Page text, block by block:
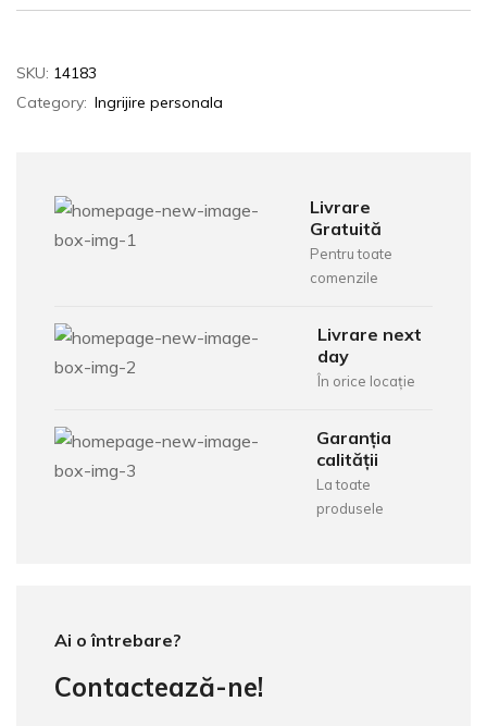
SKU: 14183
Category: Ingrijire personala
Livrare
Gratuită
Pentru toate
comenzile
Livrare next
day
În orice locație
Garanția
calității
La toate
produsele
Ai o întrebare?
Contactează-ne!